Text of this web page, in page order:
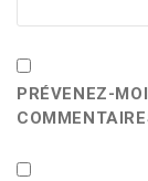
PRÉVENEZ-